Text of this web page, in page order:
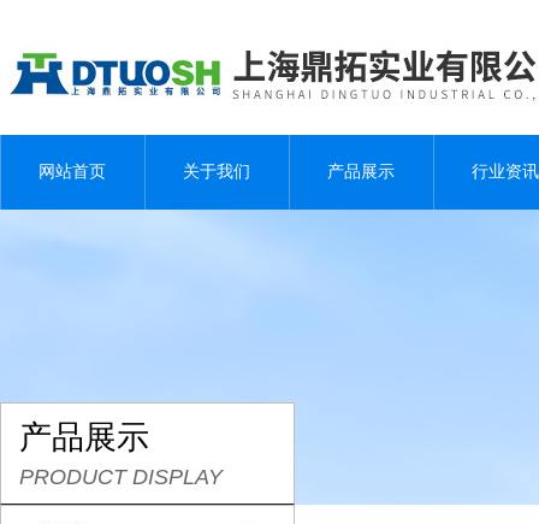
网站首页 关于我们 产品展示 行业资讯
产品展示
PRODUCT DISPLAY